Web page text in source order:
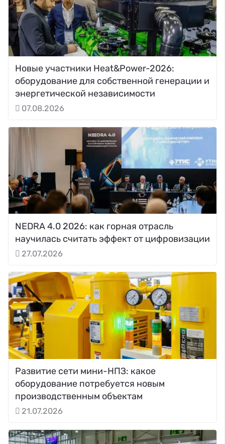
Новые участники Heat&Power-2026:
оборудование для собственной генерации и
энергетической независимости
07.08.2026
NEDRA 4.0 2026: как горная отрасль
научилась считать эффект от цифровизации
27.07.2026
Развитие сети мини-НПЗ: какое
оборудование потребуется новым
производственным объектам
21.07.2026